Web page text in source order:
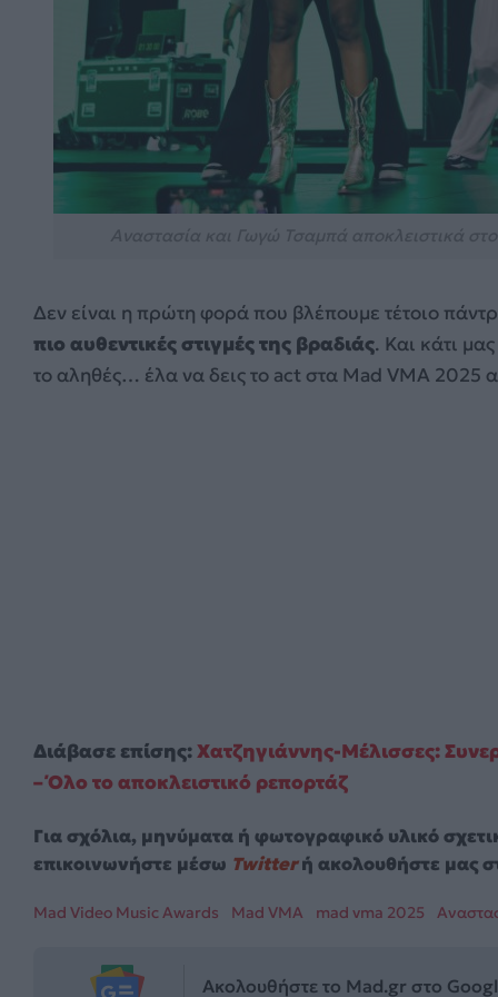
Δεν είναι η πρώτη φορά που βλέπουμε τέτοιο
πιο αυθεντικές στιγμές της βραδιάς. Και κάτι
το αληθές… έλα να δεις το act στα Mad VMA 2025
Διάβασε επίσης:Χατζηγιάννης-Μέλισσες:
– Όλο το αποκλειστικό ρεπορτάζ
Για σχόλια, μηνύματα ή φωτογραφικό υλικό
επικοινωνήστε μέσω Twitterή ακολουθήστε μας
Mad Video Music Awards Mad VMA mad vma 2025
Ακολουθήστε το Mad.gr στο